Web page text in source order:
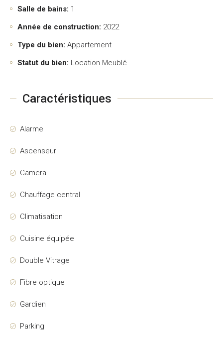
Salle de bains: 1
Année de construction: 2022
Type du bien: Appartement
Statut du bien: Location Meublé
Caractéristiques
Alarme
Ascenseur
Camera
Chauffage central
Climatisation
Cuisine équipée
Double Vitrage
Fibre optique
Gardien
Parking